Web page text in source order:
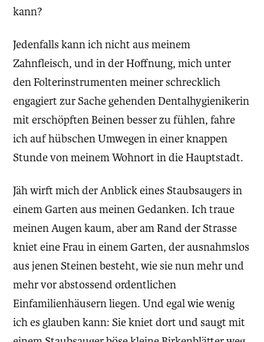
kann?
Jedenfalls kann ich nicht aus meinem
Zahnfleisch, und in der Hoffnung, mich unter
den Folterinstrumenten meiner schrecklich
engagiert zur Sache gehenden Dentalhygienikerin
mit erschöpften Beinen besser zu fühlen, fahre
ich auf hübschen Umwegen in einer knappen
Stunde von meinem Wohnort in die Hauptstadt.
Jäh wirft mich der Anblick eines Staubsaugers in
einem Garten aus meinen Gedanken. Ich traue
meinen Augen kaum, aber am Rand der Strasse
kniet eine Frau in einem Garten, der ausnahmslos
aus jenen Steinen besteht, wie sie nun mehr und
mehr vor abstossend ordentlichen
Einfamilienhäusern liegen. Und egal wie wenig
ich es glauben kann: Sie kniet dort und saugt mit